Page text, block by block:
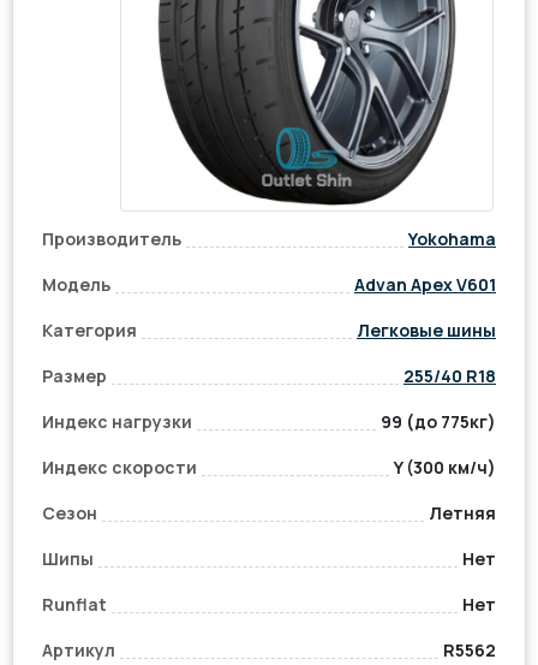
Производитель
Yokohama
Модель
Advan Apex V601
Категория
Легковые шины
Размер
255/40 R18
Индекс нагрузки
99 (до 775кг)
Индекс скорости
Y (300 км/ч)
Сезон
Летняя
Шипы
Нет
Runflat
Нет
Артикул
R5562